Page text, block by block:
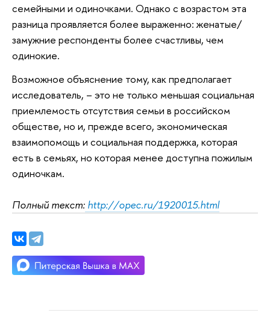
семейными и одиночками. Однако с возрастом эта
разница проявляется более выраженно: женатые/
замужние респонденты более счастливы, чем
одинокие.
Возможное объяснение тому, как предполагает
исследователь, – это не только меньшая социальная
приемлемость отсутствия семьи в российском
обществе, но и, прежде всего, экономическая
взаимопомощь и социальная поддержка, которая
есть в семьях, но которая менее доступна пожилым
одиночкам.
Полный текст: http://opec.ru/1920015.html